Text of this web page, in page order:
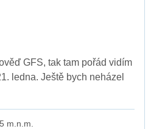
GFS, tak tam pořád vidím
ledna. Ještě bych neházel
m.n.m.